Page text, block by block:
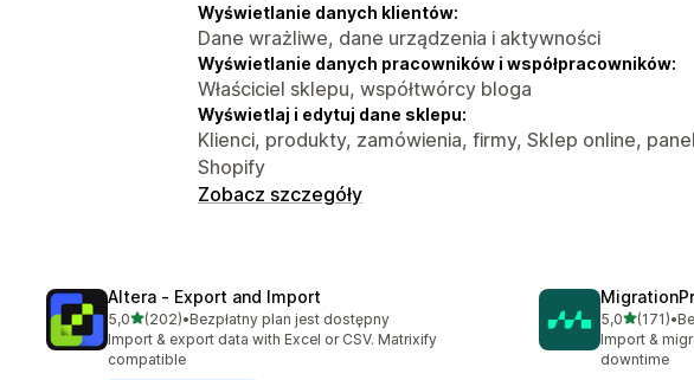
Wyświetlanie danych klientów:
Dane wrażliwe, dane urządzenia i aktywności
Wyświetlanie danych pracowników i współpracowników:
Właściciel sklepu, współtwórcy bloga
Wyświetlaj i edytuj dane sklepu:
Klienci, produkty, zamówienia, firmy, Sklep online,
Shopify
Zobacz szczegóły
Altera ‑ Export and Import
5,0na 5 gwiazdek
(202)
Łączna liczba recenzji: 202
•Bezpłatny plan jest dostępny
Import & export data with Excel or CSV. Matrixify
compatible
5,0na 5(171)
Łączna •
Import &
downtime